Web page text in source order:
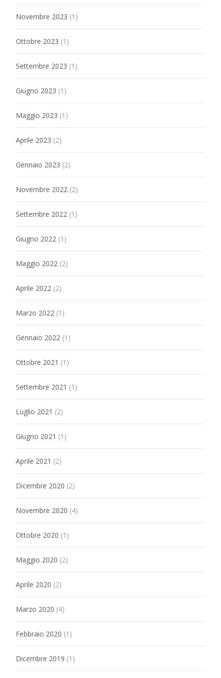
Novembre 2023 (1)
Ottobre 2023 (1)
Settembre 2023 (1)
Giugno 2023 (1)
Maggio 2023 (1)
Aprile 2023 (2)
Gennaio 2023 (2)
Novembre 2022 (2)
Settembre 2022 (1)
Giugno 2022 (1)
Maggio 2022 (2)
Aprile 2022 (2)
Marzo 2022 (1)
Gennaio 2022 (1)
Ottobre 2021 (1)
Settembre 2021 (1)
Luglio 2021 (2)
Giugno 2021 (1)
Aprile 2021 (2)
Dicembre 2020 (2)
Novembre 2020 (4)
Ottobre 2020 (1)
Maggio 2020 (2)
Aprile 2020 (2)
Marzo 2020 (4)
Febbraio 2020 (1)
Dicembre 2019 (1)